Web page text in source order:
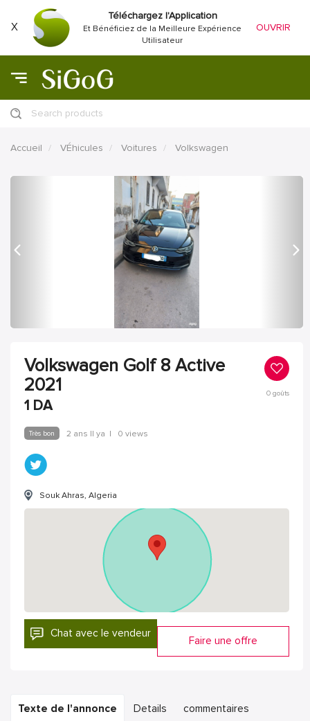
X
Téléchargez l'Application
Et Bénéficiez de la Meilleure Expérience
Utilisateur
OUVRIR
Search products
Accueil VÉhicules Voitures Volkswagen
Volkswagen Golf 8 Active
2021
1 DA
0goûts
Très bon 2 ans Il ya | 0 views
Souk Ahras, Algeria
Chat avec le vendeur
Faire une offre
Texte de l'annonce Details commentaires